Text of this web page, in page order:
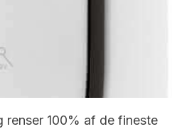
renser 100% af de fineste